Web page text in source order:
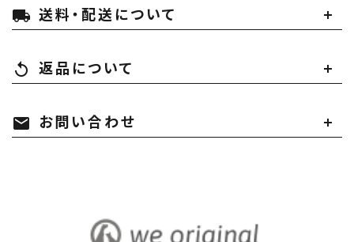
local_shipping 送料・配送について
replay 返品について
mail お問い合わせ